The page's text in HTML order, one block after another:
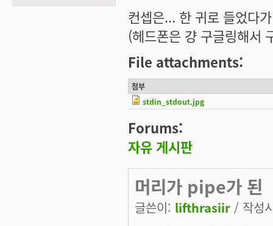
컨셉은... 한 귀로 들었다
(헤드폰은 걍 구글링해서
File attachments:
첨부
stdin_stdout.jpg
Forums:
자유 게시판
머리가 pipe가 된
글쓴이: lifthrasiir / 작성